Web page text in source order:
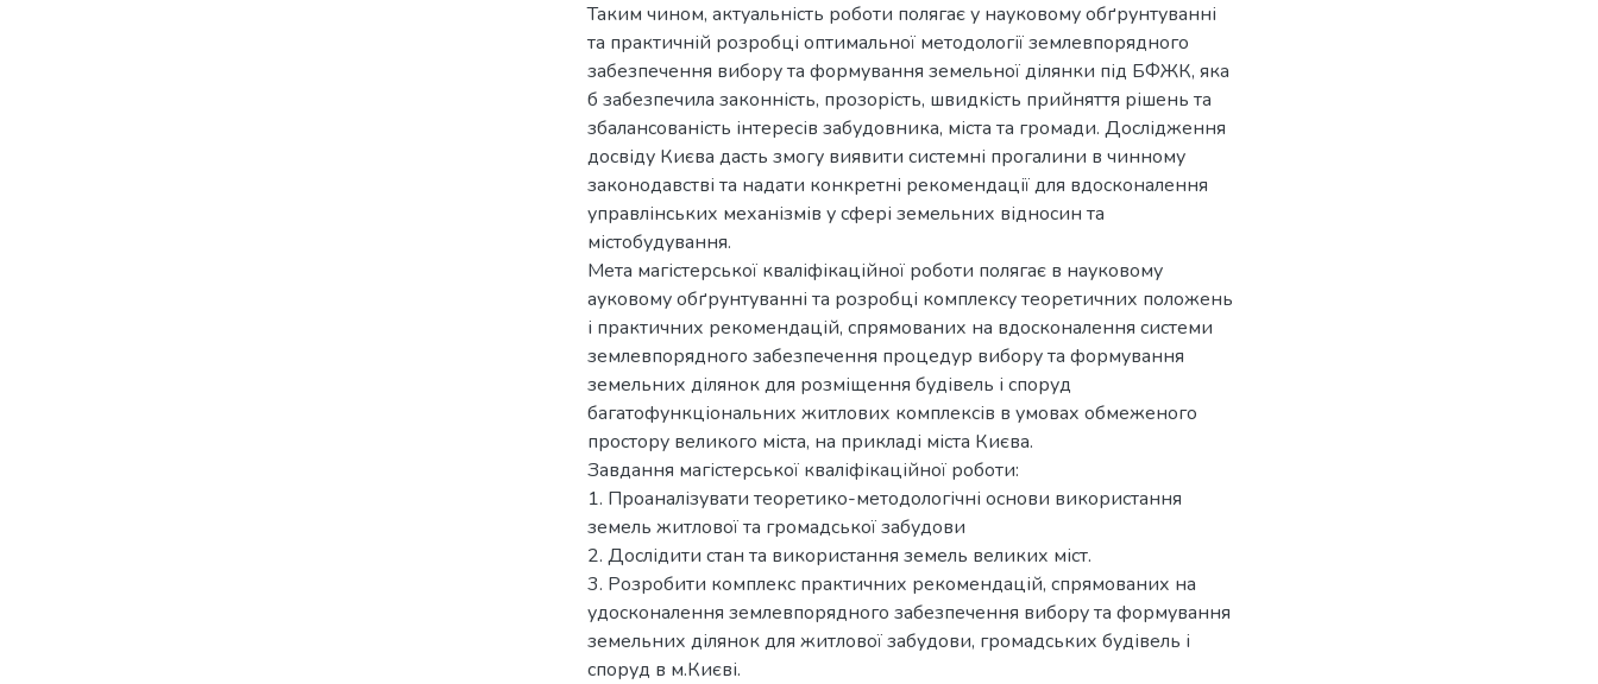
Таким чином, актуальність роботи полягає у науковому обґрунтуванні
та практичній розробці оптимальної методології землевпорядного
забезпечення вибору та формування земельної ділянки під БФЖК, яка
б забезпечила законність, прозорість, швидкість прийняття рішень та
збалансованість інтересів забудовника, міста та громади. Дослідження
досвіду Києва дасть змогу виявити системні прогалини в чинному
законодавстві та надати конкретні рекомендації для вдосконалення
управлінських механізмів у сфері земельних відносин та
містобудування.
Мета магістерської кваліфікаційної роботи полягає в науковому
ауковому обґрунтуванні та розробці комплексу теоретичних положень
і практичних рекомендацій, спрямованих на вдосконалення системи
землевпорядного забезпечення процедур вибору та формування
земельних ділянок для розміщення будівель і споруд
багатофункціональних житлових комплексів в умовах обмеженого
простору великого міста, на прикладі міста Києва.
Завдання магістерської кваліфікаційної роботи:
1. Проаналізувати теоретико-методологічні основи використання
земель житлової та громадської забудови
2. Дослідити стан та використання земель великих міст.
3. Розробити комплекс практичних рекомендацій, спрямованих на
удосконалення землевпорядного забезпечення вибору та формування
земельних ділянок для житлової забудови, громадських будівель і
споруд в м.Києві.